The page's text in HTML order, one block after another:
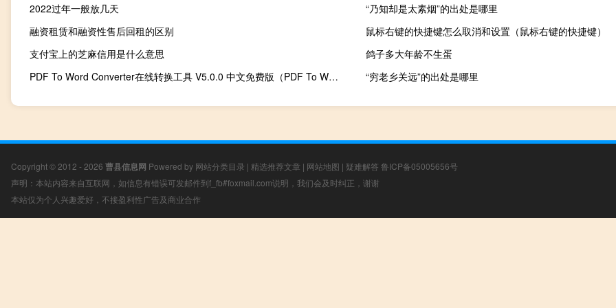
2022过年一般放几天
“乃知却是太素烟”的出处是哪里
融资租赁和融资性售后回租的区别
鼠标右键的快捷键怎么取消和设置（鼠标右键的快捷键）
支付宝上的芝麻信用是什么意思
鸽子多大年龄不生蛋
PDF To Word Converter在线转换工具 V5.0.0 中文免费版（PDF To Word Converter在线转换工具 V5.0.0 中文免费版功能简介）
“穷老乡关远”的出处是哪里
Copyright © 2012 - 2026 曹县信息网 Powered by 网站分类目录 | 精选推荐文章 | 网站地图 | 疑难解答 鲁ICP备05005656号
声明：本站内容来自互联网，如信息有错误可发邮件到f_fb#foxmail.com说明，我们会及时纠正，谢谢
本站仅为个人兴趣爱好，不接盈利性广告及商业合作